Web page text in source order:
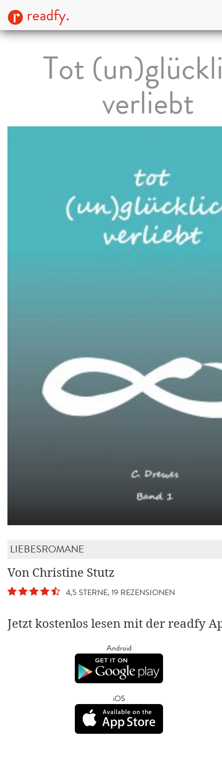
readfy.
Tot
verliebt
LIEBESROMANE
Von Christine Stutz
4,5 STERNE, 19 REZENSIONEN
Jetzt kostenlos lesen mit der readfy
Android
iOS